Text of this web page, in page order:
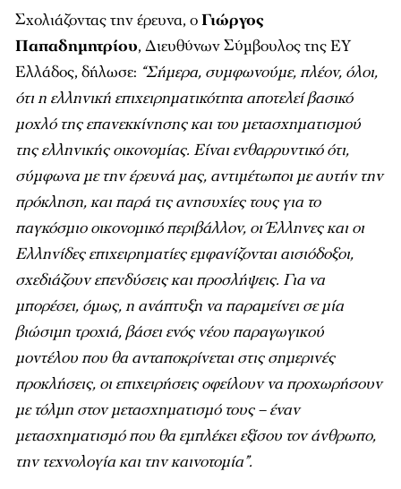
Σχολιάζοντας την έρευνα, οΓιώργος
Παπαδημητρίου, Διευθύνων Σύμβουλος της ΕΥ
Ελλάδος, δήλωσε: “Σήμερα, συμφωνούμε, πλέον, όλοι,
ότι η ελληνική επιχειρηματικότητα αποτελεί βασικό
μοχλό της επανεκκίνησης και του μετασχηματισμού
της ελληνικής οικονομίας. Είναι ενθαρρυντικό ότι,
σύμφωνα με την έρευνά μας, αντιμέτωποι με αυτήν την
πρόκληση, και παρά τις ανησυχίες τους για το
παγκόσμιο οικονομικό περιβάλλον, οι Έλληνες και οι
Ελληνίδες επιχειρηματίες εμφανίζονται αισιόδοξοι,
σχεδιάζουν επενδύσεις και προσλήψεις. Για να
μπορέσει, όμως, η ανάπτυξη να παραμείνει σε μία
βιώσιμη τροχιά, βάσει ενός νέου παραγωγικού
μοντέλου που θα ανταποκρίνεται στις σημερινές
προκλήσεις, οι επιχειρήσεις οφείλουν να προχωρήσουν
με τόλμη στον μετασχηματισμό τους – έναν
μετασχηματισμό που θα εμπλέκει εξίσου τον άνθρωπο,
την τεχνολογία και την καινοτομία”.